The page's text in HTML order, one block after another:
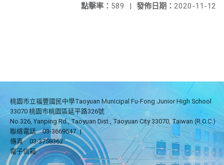
發佈日期： 2020-11-12
點擊率： 589 |
桃園市立福豐國民中學Taoyuan Municipal Fu-Fong Junior High School
33070 桃園市桃園區延平路326號
No.326, Yanping Rd., Taoyuan Dist., Taoyuan City 33070, Taiwan (R.O.C.)
聯絡電話
03-3669547 |
傳真
03-3758362
電子信箱